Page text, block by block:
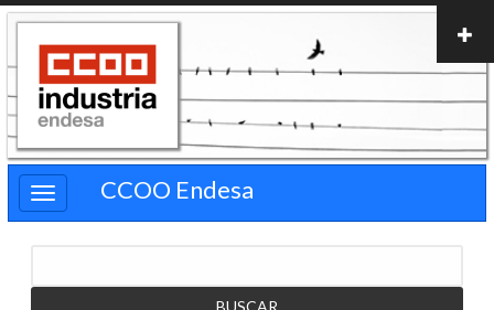
Pasar
contenido
principal
CCOO Endesa